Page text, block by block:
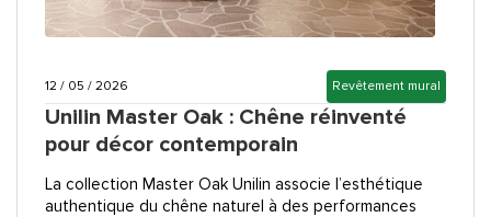
12 / 05 / 2026 Revêtement mural
Unilin Master Oak : Chêne réinventé
pour décor contemporain
La collection Master Oak Unilin associe l’esthétique
authentique du chêne naturel à des performances